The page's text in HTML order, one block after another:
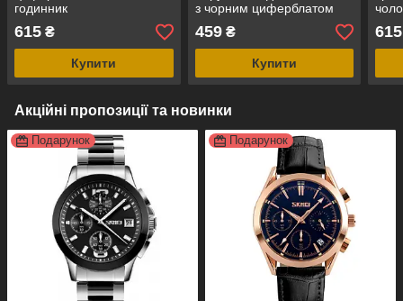
годинник
615 ₴
Купити
з чорним циферблатом
459₴
Купити
615
Акційні пропозиції та новинки
Подарунок Подарунок